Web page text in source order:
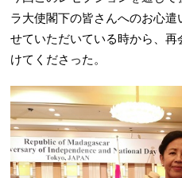
ラ大使閣下の皆さんへのお心
せていただいている時から、
けてくださった。